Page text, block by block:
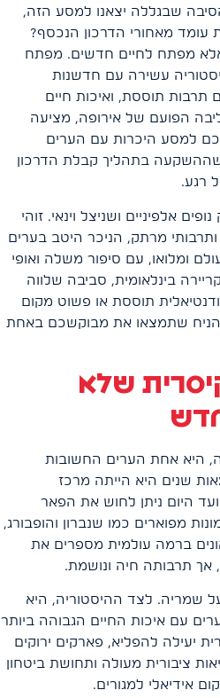
שבגללה יצאנו למסע הזה,
מאחורי הדרכון הנכסף?
מפתח לחיים חדשים. מפתח
עשירה עם חדשנות
תרבות תוססת, ואיכות חיים
הפועם של אירופה, מציעה
למסע היכרות עם הערים
בתהליך קבלת הדרכון
רגע.
אלפיניים ושניצל וינאי. זוהי
מרתק, הניכר היטב בערים
ומלואו, עם סיפור משלה ואופי
בינלאומית, סביבה שלווה
תוססת או פשוט מקום
שתמצאו את מבוקשכם באחת
שלא
היא אחת הערים החשובות
שנים היא הייתה מרכז
היום ניתן לחוש את הפאר
מפוארים כמו שנברון והופבורג,
ברמה עולמית מספרים את
תרבותה חיה ונושמת.
שמריה. לצד ההיסטוריה, היא
עם איכות החיים הגבוהה ביותר
יעילה להפליא, פארקים ירוקים
ציבורית מעולה ותחושת ביטחון
אידיאלי למגורים.